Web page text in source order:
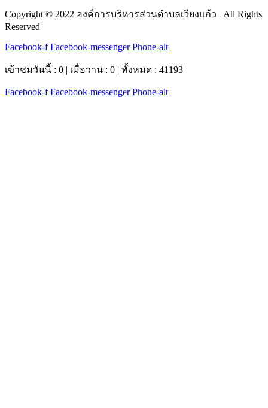
Copyright © 2022 องค์การบริหารส่วนตำบลเวียงแก้ว | All Rights
Reserved
Facebook-f Facebook-messenger Phone-alt
เข้าชมวันนี้ : 0 | เมื่อวาน : 0 | ทั้งหมด : 41193
Facebook-f Facebook-messenger Phone-alt